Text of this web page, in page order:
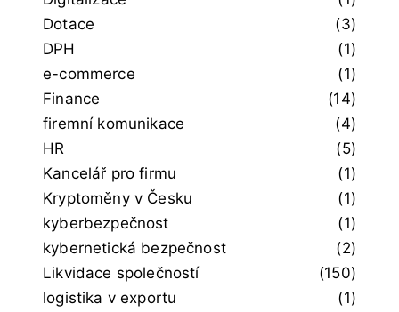
Dotace
(3)
DPH
(1)
e-commerce
(1)
Finance
(14)
firemní komunikace
(4)
HR
(5)
Kancelář pro firmu
(1)
Kryptoměny v Česku
(1)
kyberbezpečnost
(1)
kybernetická bezpečnost
(2)
Likvidace společností
(150)
logistika v exportu
(1)